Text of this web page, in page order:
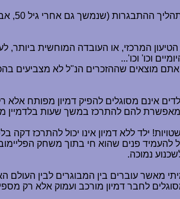
אכן ,
הטיעון המרכזי, או העובדה המוחשית
וכו' וכו'...
מוצאים שההזכרים הנ"ל לא מצביעים
אינם מסוגלים להפיק דמיון מפותח
להם להתרכז במשך שעות בלדמיין
ילד ללא דמיון אינו יכול להתרכז
פנים שהוא חי בתוך משחק הפליימוביל
נמוכה.
מאשר עוברים בין המבוגרים לבין
לחבר דמיון מורכב ועמוק אלא רק